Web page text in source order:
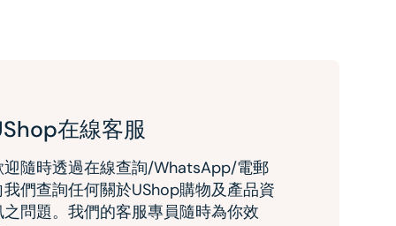
在線客服
迎隨時透過在線查詢/WhatsApp/電郵
我們查詢任何關於UShop購物及產品資
之問題。我們的客服專員隨時為你效